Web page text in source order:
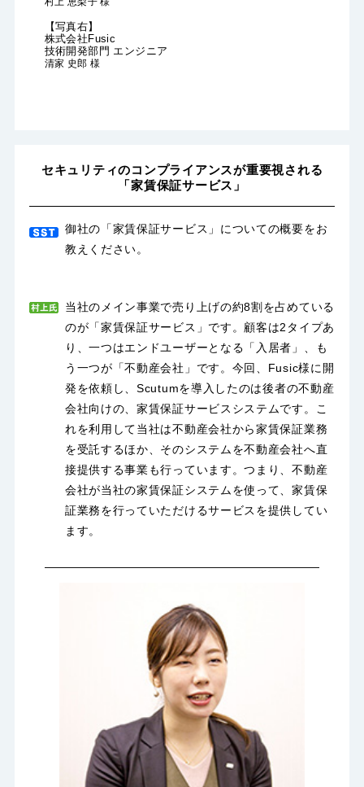
【写真右】
株式会社Fusic
技術開発部門 エンジニア
清家 史郎 様
セキュリティのコンプライアンスが重要視される
「家賃保証サービス」
御社の「家賃保証サービス」についての概要をお
教えください。
当社のメイン事業で売り上げの約8割を占めている
のが「家賃保証サービス」です。顧客は2タイプあ
り、一つはエンドユーザーとなる「入居者」、も
う一つが「不動産会社」です。今回、Fusic様に開
発を依頼し、Scutumを導入したのは後者の不動産
会社向けの、家賃保証サービスシステムです。こ
れを利用して当社は不動産会社から家賃保証業務
を受託するほか、そのシステムを不動産会社へ直
接提供する事業も行っています。つまり、不動産
会社が当社の家賃保証システムを使って、家賃保
証業務を行っていただけるサービスを提供してい
ます。